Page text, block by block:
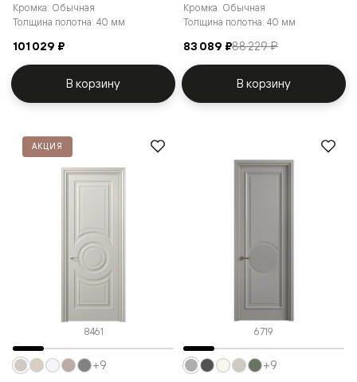
Кромка: Обычная
Толщина полотна: 40 мм
101 029 ₽
В корзину
Кромка: Обычная
Толщина полотна: 40 мм
83 089 ₽88 229 ₽
В корзину
АКЦИЯ
8461
+9
6719
+9